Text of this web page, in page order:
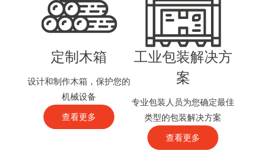
定制木箱
设计和制作木箱，保护您的
机械设备
查看更多
工业包装解决方
案
专业包装人员为您确定最佳
类型的包装解决方案
查看更多